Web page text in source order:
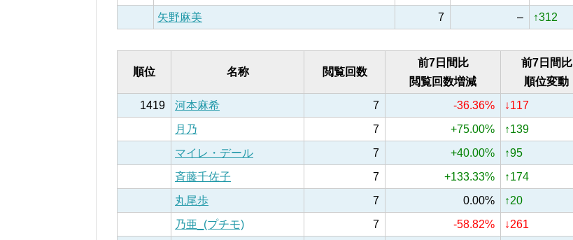
矢野麻美
7 – ↑312
順位 名称 閲覧回数
前7日間比
閲覧回数増減
前7日間比
順位変動
1419
河本麻希 7 -36.36%
↓117
月乃
7 +75.00%
↑139
マイレ・デール
7 +40.00%
↑95
斉藤千佐子
7 +133.33%
↑174
丸尾歩
7 0.00%
↑20
乃亜_(プチモ)
7 -58.82%
↓261